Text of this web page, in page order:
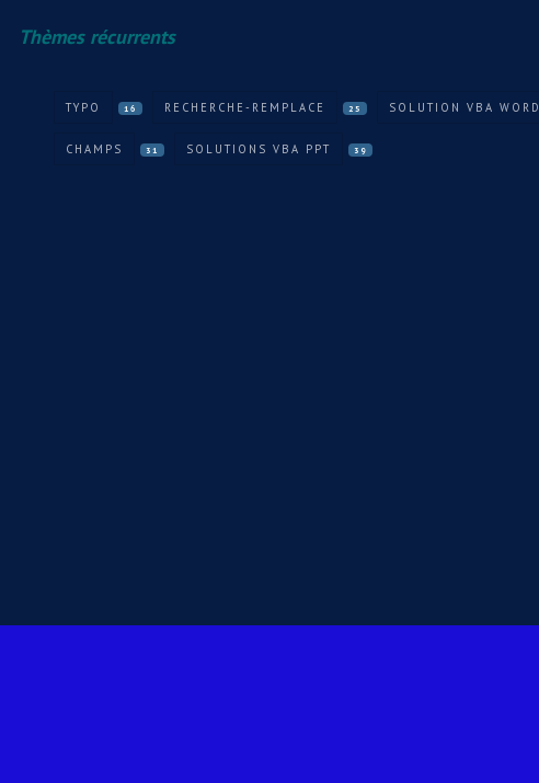
Thèmes récurrents
TYPO 16 RECHERCHE-REMPLACE 25 SOLUTION VBA WORD
CHAMPS 31 SOLUTIONS VBA PPT 39